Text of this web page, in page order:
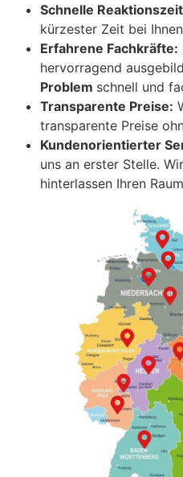
Schnelle
kürzester Zeit bei
Erfahrene Fachkräfte:
hervorragend
Problem schnell und
Transparente Preise:
transparente Preise
Kundenorientierter
uns an erster Stelle.
hinterlassen Ihren